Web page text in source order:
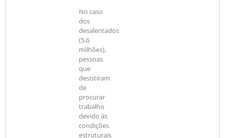
No caso
dos
desalentados
(5,6
milhões),
pessoas
que
desistiram
de
procurar
trabalho
devido às
condições
estruturais